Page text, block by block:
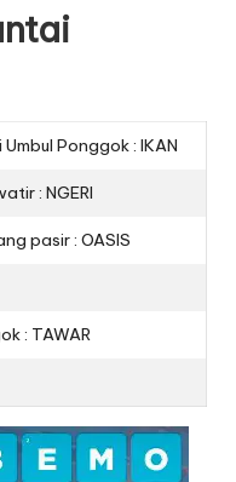
Ponggok : IKAN
: NGERI
pasir : OASIS
: TAWAR